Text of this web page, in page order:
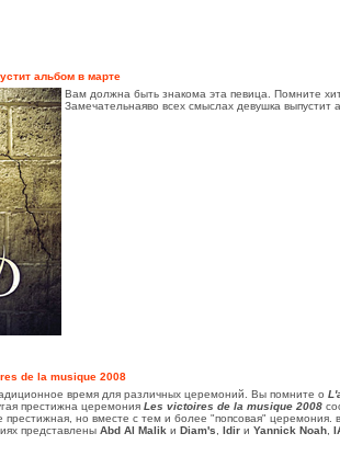
альбом в марте
Вам должна быть знакома эта певица. Помните
Замечательнаяво всех смыслах девушка
de la musique 2008
время для различных церемоний. Вы помните о
престижна церемония Les victoires de la musique 2008
престижная, но вместе с тем и более "попсовая"
представлены Abd Al Malik и Diam's Idir и Yannick Noah